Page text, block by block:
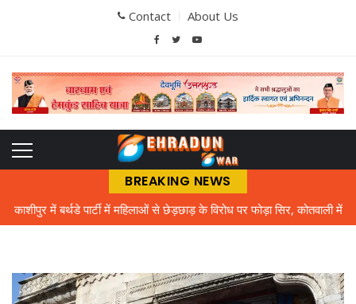
Contact About Us
BREAKING NEWS
काशीपुर में बर्थडे पार्टी में महिलाओं से छेड़छाड़ के विरोध पर फोड़ा सिर, कोतवाली में
बिल चुकाने पर तो बिजली मिल नहीं रही, मुफ्त में क्या देंगे, गर्मी में बत्ती गुल होने से